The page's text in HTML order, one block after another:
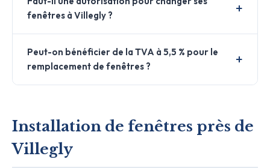
fenêtres à Villegly ?
Peut-on bénéficier de la TVA à 5,5 % pour le
remplacement de fenêtres ?
Installation de fenêtres près de
Villegly